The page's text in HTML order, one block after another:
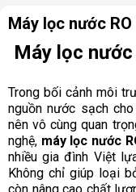
Máy lọc nước RO
Máy lọc nước
Trong bối cảnh môi
nguồn nước sạch
nên vô cùng quan
nghệ, máy lọc nước
nhiều gia đình Việt
Không chỉ giúp loại